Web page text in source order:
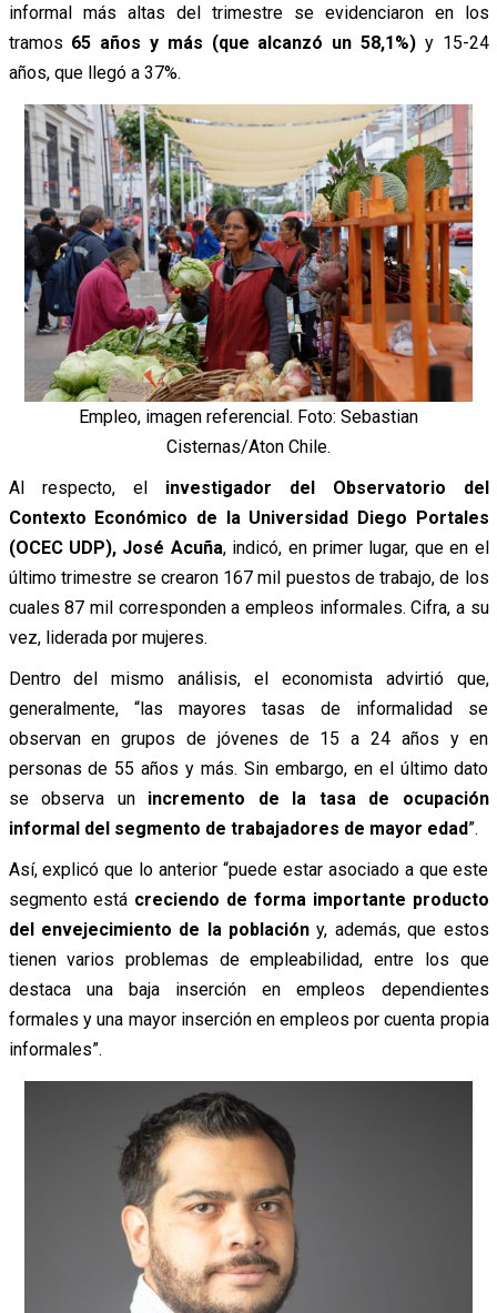
informal más altas del trimestre se evidenciaron en los
tramos 65 años y más (que alcanzó un 58,1%) y 15-24
años, que llegó a 37%.
Empleo, imagen referencial. Foto: Sebastian
Cisternas/Aton Chile.
Al respecto, el
investigador del Observatorio del
Contexto Económico de la Universidad Diego Portales
(OCEC UDP), José Acuña, indicó, en primer lugar, que en el
último trimestre se crearon 167 mil puestos de trabajo, de los
cuales 87 mil corresponden a empleos informales. Cifra, a su
vez, liderada por mujeres.
Dentro del mismo análisis, el economista advirtió que,
generalmente, “las mayores tasas de informalidad se
observan en grupos de jóvenes de 15 a 24 años y en
personas de 55 años y más. Sin embargo, en el último dato
se observa unincremento de la tasa de ocupación
informal del segmento de trabajadores de mayor edad”.
Así, explicó que lo anterior “puede estar asociado a que este
segmento está creciendo de forma importante producto
del envejecimiento de la población y, además, que estos
tienen varios problemas de empleabilidad, entre los que
destaca una baja inserción en empleos dependientes
formales y una mayor inserción en empleos por cuenta propia
informales”.